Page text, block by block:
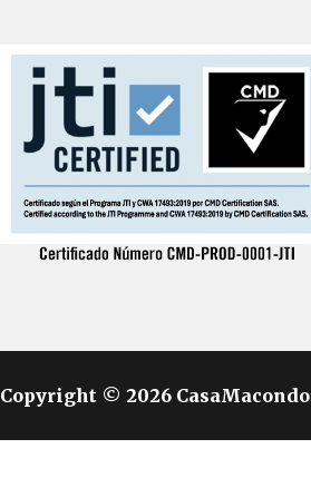
Copyright © 2026 CasaMacondo